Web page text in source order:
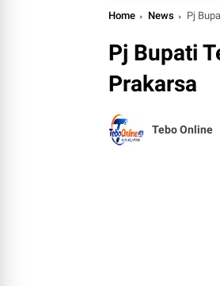
Home News Pj
Pj Bupati
Prakarsa
Tebo Online